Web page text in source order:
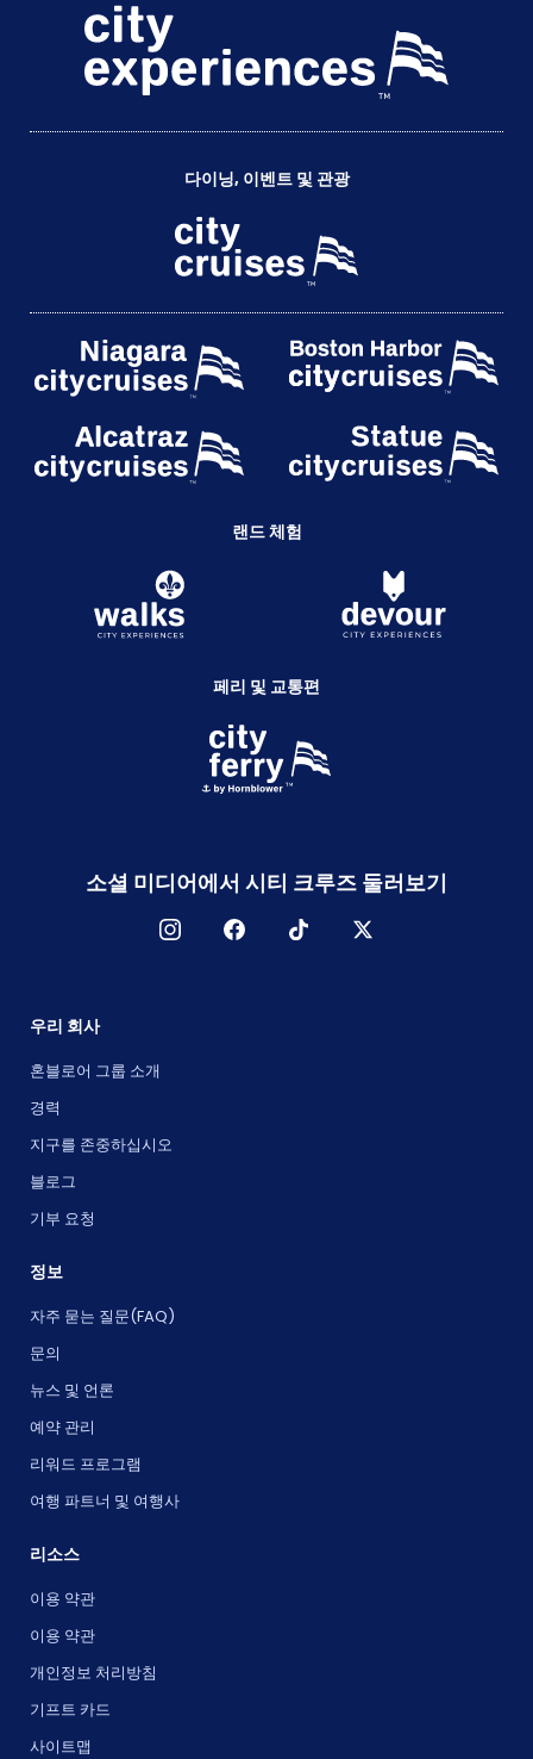
다이닝, 이벤트 및 관광
랜드 체험
페리 및 교통편
소셜 미디어에서 시티 크루즈 둘러보기
우리 회사
혼블로어 그룹 소개
경력
지구를 존중하십시오
블로그
기부 요청
정보
자주 묻는 질문(FAQ)
문의
뉴스 및 언론
예약 관리
리워드 프로그램
여행 파트너 및 여행사
리소스
이용 약관
이용 약관
개인정보 처리방침
기프트 카드
사이트맵